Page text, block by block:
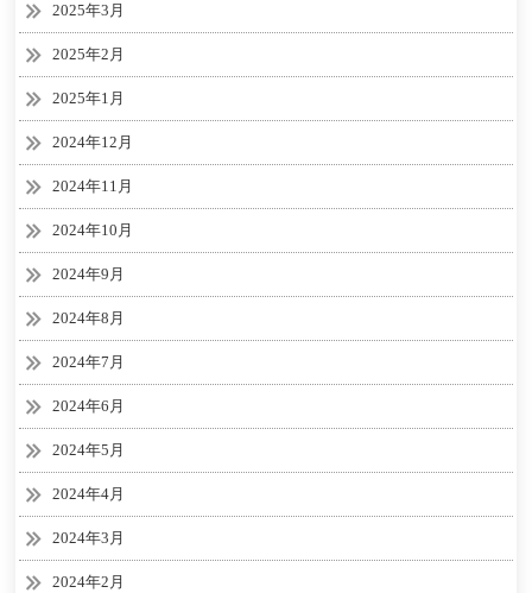
2025年3月
2025年2月
2025年1月
2024年12月
2024年11月
2024年10月
2024年9月
2024年8月
2024年7月
2024年6月
2024年5月
2024年4月
2024年3月
2024年2月